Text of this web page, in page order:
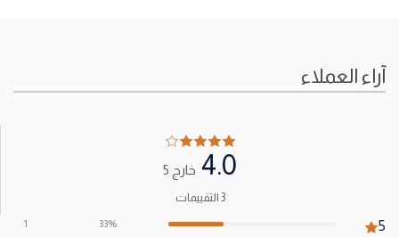
آراء العملاء
4.0 خارج 5
3 التقييمات
5
33%
1